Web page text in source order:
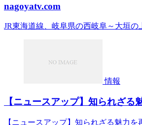
nagoyatv.com
JR東海道線、岐阜県の西岐阜～大垣
情報
【ニュースアップ】知られざ
【ニュースアップ】知られざる魅力